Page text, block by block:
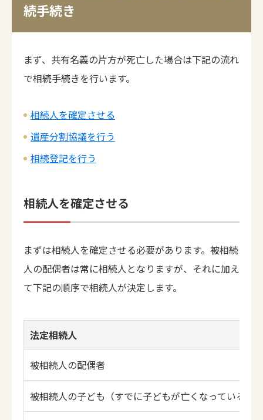
続手続き
まず、共有名義の片方が死亡した場合は下記の流れ
で相続手続きを行います。
相続人を確定させる
遺産分割協議を行う
相続登記を行う
相続人を確定させる
まずは相続人を確定させる必要があります。被相続
人の配偶者は常に相続人となりますが、それに加え
て下記の順序で相続人が決定します。
法定相続人
被相続人の配偶者
被相続人の子ども（すでに子どもが亡くなっている場